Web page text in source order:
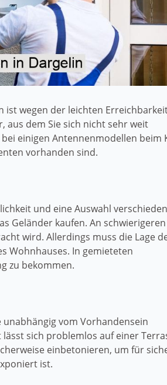
ist wegen der leichten
aus dem Sie sich nicht sehr weit
einigen Antennenmodellen beim
vorhanden sind.
und eine Auswahl
Geländer kaufen. An schwierigeren
wird. Allerdings muss die Lage
Wohnhauses. In gemieteten
zu bekommen.
vom Vorhandensein
sich problemlos auf einer
einbetonieren, um für
ist.